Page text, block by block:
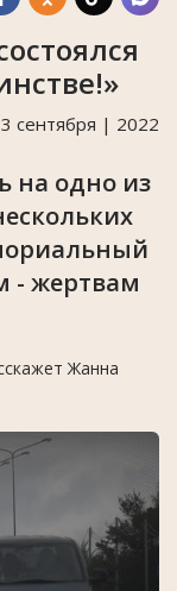
сентября | 2022
на одно из
- жертвам
Жанна